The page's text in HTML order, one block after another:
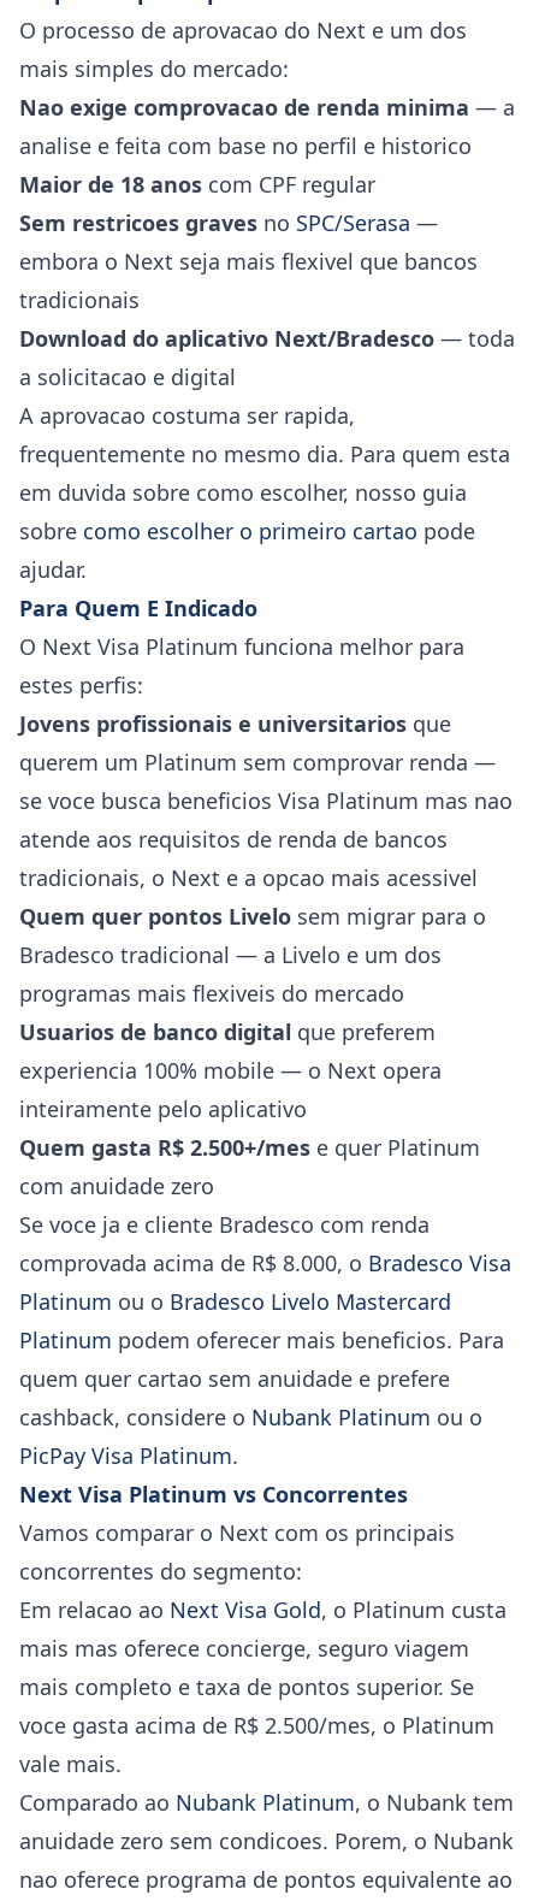
O processo de aprovacao do Next e um dos
mais simples do mercado:
Nao exige comprovacao de renda minima — a
analise e feita com base no perfil e historico
Maior de 18 anos com CPF regular
Sem restricoes graves no SPC/Serasa —
embora o Next seja mais flexivel que bancos
tradicionais
Download do aplicativo Next/Bradesco — toda
a solicitacao e digital
A aprovacao costuma ser rapida,
frequentemente no mesmo dia. Para quem esta
em duvida sobre como escolher, nosso guia
sobre como escolher o primeiro cartao pode
ajudar.
Para Quem E Indicado
O Next Visa Platinum funciona melhor para
estes perfis:
Jovens profissionais e universitarios que
querem um Platinum sem comprovar renda —
se voce busca beneficios Visa Platinum mas nao
atende aos requisitos de renda de bancos
tradicionais, o Next e a opcao mais acessivel
Quem quer pontos Livelo sem migrar para o
Bradesco tradicional — a Livelo e um dos
programas mais flexiveis do mercado
Usuarios de banco digital que preferem
experiencia 100% mobile — o Next opera
inteiramente pelo aplicativo
Quem gasta R$ 2.500+/mes e quer Platinum
com anuidade zero
Se voce ja e cliente Bradesco com renda
comprovada acima de R$ 8.000, o Bradesco Visa
Platinum ou o Bradesco Livelo Mastercard
Platinum podem oferecer mais beneficios. Para
quem quer cartao sem anuidade e prefere
cashback, considere o Nubank Platinum ou o
PicPay Visa Platinum.
Next Visa Platinum vs Concorrentes
Vamos comparar o Next com os principais
concorrentes do segmento:
Em relacao ao Next Visa Gold, o Platinum custa
mais mas oferece concierge, seguro viagem
mais completo e taxa de pontos superior. Se
voce gasta acima de R$ 2.500/mes, o Platinum
vale mais.
Comparado ao Nubank Platinum, o Nubank tem
anuidade zero sem condicoes. Porem, o Nubank
nao oferece programa de pontos equivalente ao